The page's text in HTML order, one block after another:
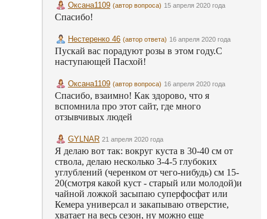
Оксана1109 (автор вопроса) 15 апреля 2020 года
Спасибо!
Нестеренко 46 (автор ответа) 16 апреля 2020 года
Пускай вас порадуют розы в этом году.С
наступающей Пасхой!
Оксана1109 (автор вопроса) 16 апреля 2020 года
Спасибо, взаимно! Как здорово, что я
вспомнила про этот сайт, где много
отзывчивых людей
GYLNAR 21 апреля 2020 года
Я делаю вот так: вокруг куста в 30-40 см от
ствола, делаю несколько 3-4-5 глубоких
углублений (черенком от чего-нибудь) см 15-
20(смотря какой куст - старый или молодой)и
чайной ложкой засыпаю суперфосфат или
Кемера универсал и закапываю отверстие,
хватает на весь сезон, ну можно еще